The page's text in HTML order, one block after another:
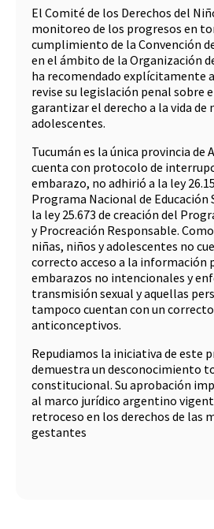
El Comité de los Derechos del
monitoreo de los progresos en
cumplimiento de la Convención
en el ámbito de la Organización
ha recomendado explícitamente
revise su legislación penal sobre
garantizar el derecho a la vida de
adolescentes.
Tucumán es la única provincia de
cuenta con protocolo de
embarazo, no adhirió a la ley
Programa Nacional de Educación
la ley 25.673 de creación del
y Procreación Responsable.
niñas, niños y adolescentes no
correcto acceso a la información
embarazos no intencionales y
transmisión sexual y aquellas
tampoco cuentan con un
anticonceptivos.
Repudiamos la iniciativa de este
demuestra un desconocimiento
constitucional. Su aprobación
al marco jurídico argentino
retroceso en los derechos de las
gestantes